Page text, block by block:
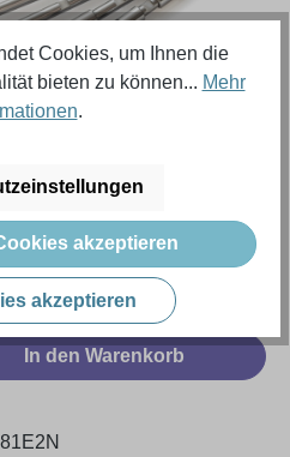
den gewünschten
In den Warenkorb
Cookies, um Ihnen die
bieten zu können... Mehr
.
akzeptieren
akzeptieren